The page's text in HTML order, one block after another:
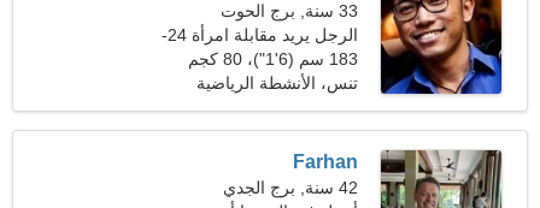
33 سنة, برج الحوت
الرجل يريد مقابلة امرأة 24-
30
183 سم (6'1")، 80 كجم
(176 رطلا)
تنس، الأنشطة الرياضية
Farhan
42 سنة, برج الجدي